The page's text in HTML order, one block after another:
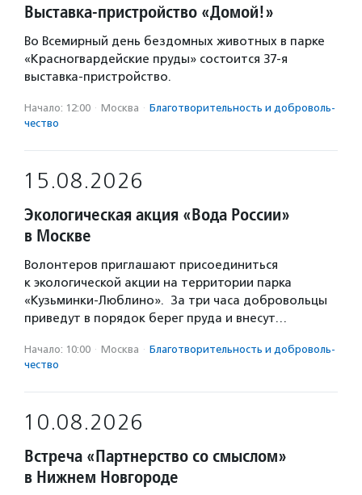
Выставка-пристройство «Домой!»
Во Всемирный день бездомных животных в парке
«Красногвардейские пруды» состоится 37-я
выставка-пристройство.
Начало: 12:00 · Москва · Благотвори­тель­ность и доброволь­
чест­во
15.08.2026
Экологическая акция «Вода России»
в Москве
Волонтеров приглашают присоединиться
к экологической акции на территории парка
«Кузьминки-Люблино». За три часа добровольцы
приведут в порядок берег пруда и внесут…
Начало: 10:00 · Москва · Благотвори­тель­ность и доброволь­
чест­во
10.08.2026
Встреча «Партнерство со смыслом»
в Нижнем Новгороде